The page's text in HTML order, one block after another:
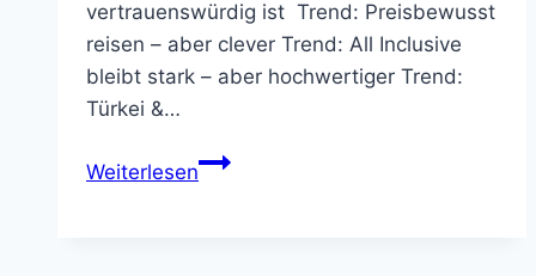
vertrauenswürdig ist Trend: Preisbewusst
reisen – aber clever Trend: All Inclusive
bleibt stark – aber hochwertiger Trend:
Türkei &…
WeiterlesenReisetrends